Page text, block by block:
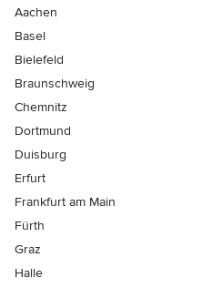
Aachen
Basel
Bielefeld
Braunschweig
Chemnitz
Dortmund
Duisburg
Erfurt
Frankfurt am Main
Fürth
Graz
Halle